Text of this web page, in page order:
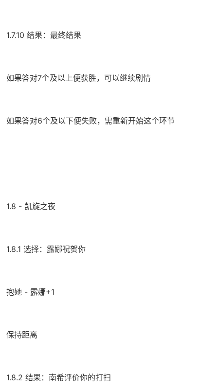
1.7.10 结果：最终结果
如果答对7个及以上便获胜，可以继续剧情
如果答对6个及以下便失败，需重新开始这个环节
1.8 - 凯旋之夜
1.8.1 选择：露娜祝贺你
抱她 - 露娜+1
保持距离
1.8.2 结果：南希评价你的打扫